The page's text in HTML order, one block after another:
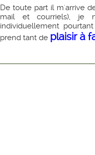
De toute part il m'arrive
mail et courriels), je
individuellement
prend tant de plaisir à